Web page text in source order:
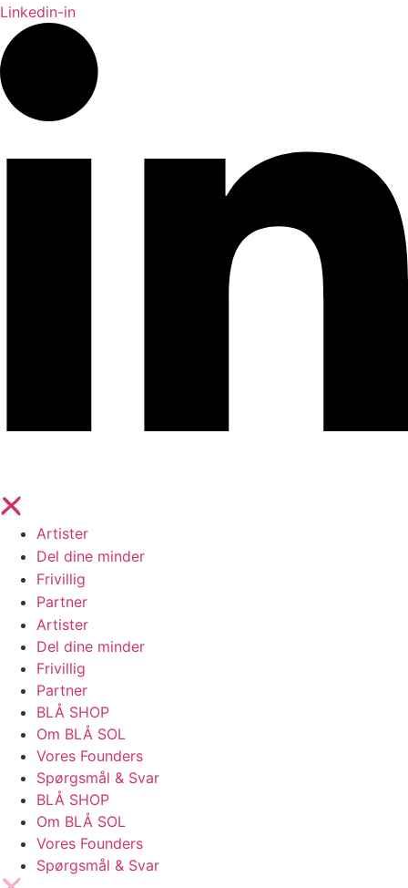
Linkedin-in
Artister
Del dine minder
Frivillig
Partner
Artister
Del dine minder
Frivillig
Partner
BLÅ SHOP
Om BLÅ SOL
Vores Founders
Spørgsmål & Svar
BLÅ SHOP
Om BLÅ SOL
Vores Founders
Spørgsmål & Svar